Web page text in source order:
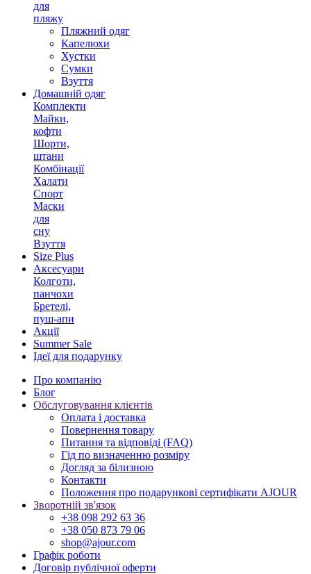
для
пляжу
Пляжний одяг
Капелюхи
Хустки
Сумки
Взуття
Домашній одяг
Комплекти
Майки,
кофти
Шорти,
штани
Комбінації
Халати
Спорт
Маски
для
сну
Взуття
Size Plus
Аксесуари
Колготи,
панчохи
Бретелі,
пуш-апи
Акції
Summer Sale
Ідеї для подарунку
Про компанію
Блог
Обслуговування клієнтів
Оплата і доставка
Повернення товару
Питання та відповіді (FAQ)
Гід по визначенню розміру
Догляд за білизною
Контакти
Положення про подарункові сертифікати AJOUR
Зворотній зв'язок
+38 098 292 63 36
+38 050 873 79 06
shop@ajour.com
Графік роботи
Договір публічної оферти